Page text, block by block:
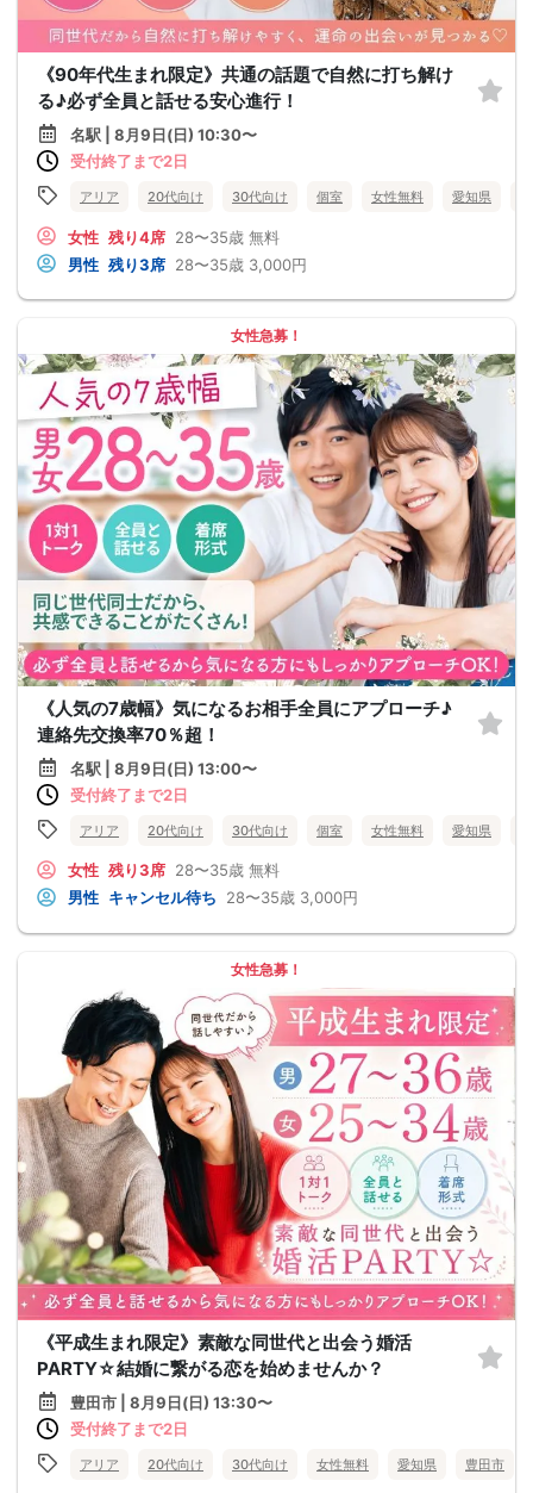
《90年代生まれ限定》共通の話題で自然に打ち解け
る♪必ず全員と話せる安心進行！
名駅 | 8月9日(日) 10:30〜
受付終了まで2日
アリア 20代向け 30代向け 個室 女性無料 愛知県
女性 残り4席 28〜35歳 無料
男性 残り3席 28〜35歳 3,000円
女性急募！
《人気の7歳幅》気になるお相手全員にアプローチ♪
連絡先交換率70％超！
名駅 | 8月9日(日) 13:00〜
受付終了まで2日
アリア 20代向け 30代向け 個室 女性無料 愛知県
女性 残り3席 28〜35歳 無料
男性 キャンセル待ち 28〜35歳 3,000円
女性急募！
《平成生まれ限定》素敵な同世代と出会う婚活
PARTY☆結婚に繋がる恋を始めませんか？
豊田市 | 8月9日(日) 13:30〜
受付終了まで2日
アリア 20代向け 30代向け 女性無料 愛知県 豊田市